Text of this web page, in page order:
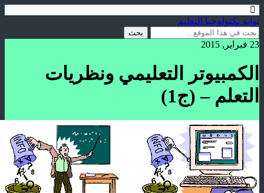
بوابة تكنولوجيا التعليم
23 فبراير, 2015
الكمبيوتر التعليمي ونظريات
التعلم – (ج1)